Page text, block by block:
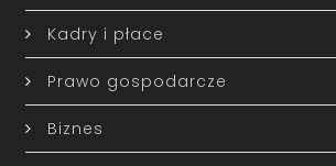
Kadry i płace
Prawo gospodarcze
Biznes